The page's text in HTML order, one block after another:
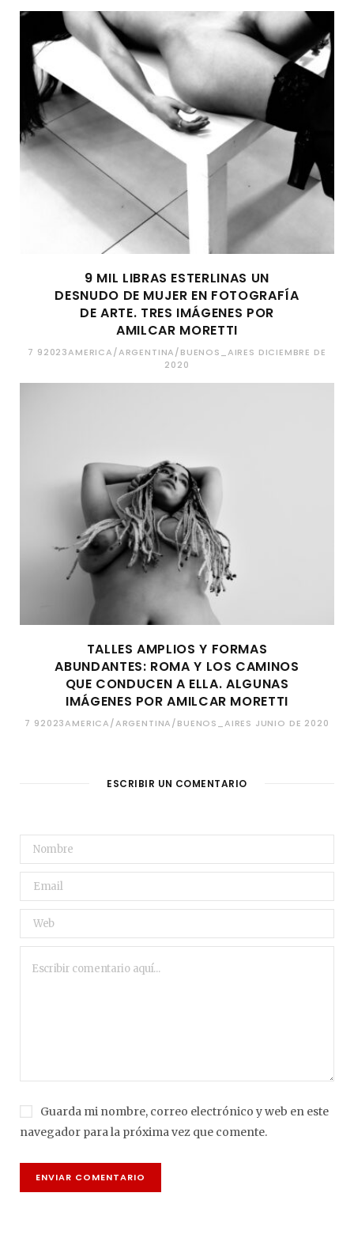
9 MIL LIBRAS ESTERLINAS UN
DESNUDO DE MUJER EN FOTOGRAFÍA
DE ARTE. TRES IMÁGENES POR
AMILCAR MORETTI
7 92023AMERICA/ARGENTINA/BUENOS_AIRES DICIEMBRE DE
2020
TALLES AMPLIOS Y FORMAS
ABUNDANTES: ROMA Y LOS CAMINOS
QUE CONDUCEN A ELLA. ALGUNAS
IMÁGENES POR AMILCAR MORETTI
7 92023AMERICA/ARGENTINA/BUENOS_AIRES JUNIO DE 2020
ESCRIBIR UN COMENTARIO
Guarda mi nombre, correo electrónico y web en este
navegador para la próxima vez que comente.